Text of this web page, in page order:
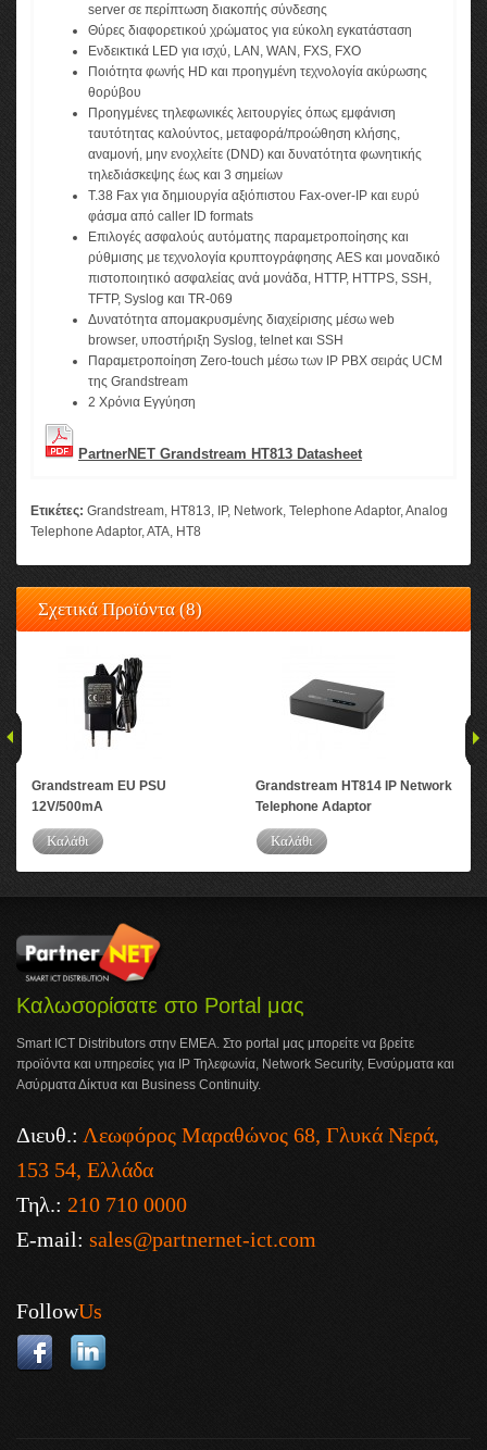
server σε περίπτωση διακοπής σύνδεσης
Θύρες διαφορετικού χρώματος για εύκολη εγκατάσταση
Ενδεικτικά LED για ισχύ, LAN, WAN, FXS, FXO
Ποιότητα φωνής HD και προηγμένη τεχνολογία ακύρωσης
θορύβου
Προηγμένες τηλεφωνικές λειτουργίες όπως εμφάνιση
ταυτότητας καλούντος, μεταφορά/προώθηση κλήσης,
αναμονή, μην ενοχλείτε (DND) και δυνατότητα φωνητικής
τηλεδιάσκεψης έως και 3 σημείων
T.38 Fax για δημιουργία αξιόπιστου Fax-over-IP και ευρύ
φάσμα από caller ID formats
Επιλογές ασφαλούς αυτόματης παραμετροποίησης και
ρύθμισης με τεχνολογία κρυπτογράφησης AES και μοναδικό
πιστοποιητικό ασφαλείας ανά μονάδα, HTTP, HTTPS, SSH,
TFTP, Syslog και TR-069
Δυνατότητα απομακρυσμένης διαχείρισης μέσω web
browser, υποστήριξη Syslog, telnet και SSH
Παραμετροποίηση Zero-touch μέσω των IP PBX σειράς UCM
της Grandstream
2 Χρόνια Εγγύηση
PartnerNET Grandstream HT813 Datasheet
Ετικέτες: Grandstream, HT813, IP, Network, Telephone Adaptor,Analog
Telephone Adaptor,ATA, HT8
Σχετικά Προϊόντα (8)
Grandstream EU PSU
12V/500mA
Καλάθι
Grandstream HT814 IP Network
Telephone Adaptor
Καλάθι
Καλωσορίσατε στο Portal μας
Smart ICT Distributors στην ΕΜΕΑ. Στο portal μας μπορείτε να βρείτε
προϊόντα και υπηρεσίες για IP Τηλεφωνία, Network Security, Ενσύρματα και
Ασύρματα Δίκτυα και Business Continuity.
Διευθ.: Λεωφόρος Μαραθώνος 68, Γλυκά Νερά,
153 54, Ελλάδα
Τηλ.: 210 710 0000
E-mail: sales@partnernet-ict.com
FollowUs